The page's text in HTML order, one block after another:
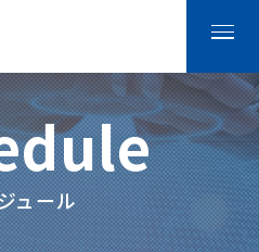
ュール